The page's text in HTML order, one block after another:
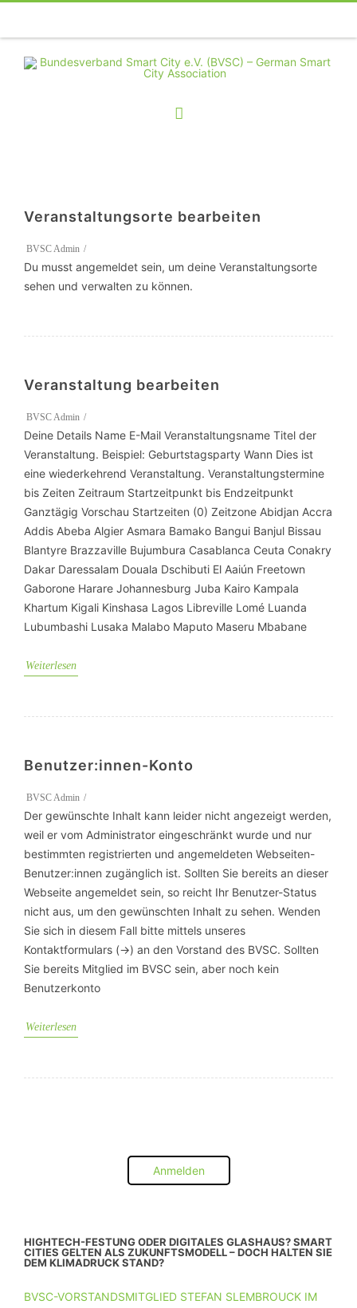
TelefonFacebookTwitterYoutubeInstagramLinkedinRSS
Veranstaltungsorte bearbeiten
BVSC Admin
Du musst angemeldet sein, um deine Veranstaltungsorte
sehen und verwalten zu können.
Veranstaltung bearbeiten
BVSC Admin
Deine Details Name E-Mail Veranstaltungsname Titel der
Veranstaltung. Beispiel: Geburtstagsparty Wann Dies ist
eine wiederkehrend Veranstaltung. Veranstaltungstermine
bis Zeiten Zeitraum Startzeitpunkt bis Endzeitpunkt
Ganztägig Vorschau Startzeiten (0) Zeitzone Abidjan Accra
Addis Abeba Algier Asmara Bamako Bangui Banjul Bissau
Blantyre Brazzaville Bujumbura Casablanca Ceuta Conakry
Dakar Daressalam Douala Dschibuti El Aaiún Freetown
Gaborone Harare Johannesburg Juba Kairo Kampala
Khartum Kigali Kinshasa Lagos Libreville Lomé Luanda
Lubumbashi Lusaka Malabo Maputo Maseru Mbabane
Weiterlesen
Benutzer:innen-Konto
BVSC Admin
Der gewünschte Inhalt kann leider nicht angezeigt werden,
weil er vom Administrator eingeschränkt wurde und nur
bestimmten registrierten und angemeldeten Webseiten-
Benutzer:innen zugänglich ist. Sollten Sie bereits an dieser
Webseite angemeldet sein, so reicht Ihr Benutzer-Status
nicht aus, um den gewünschten Inhalt zu sehen. Wenden
Sie sich in diesem Fall bitte mittels unseres
Kontaktformulars (->) an den Vorstand des BVSC. Sollten
Sie bereits Mitglied im BVSC sein, aber noch kein
Benutzerkonto
Weiterlesen
Anmelden
HIGHTECH-FESTUNG ODER DIGITALES GLASHAUS? SMART
CITIES GELTEN ALS ZUKUNFTSMODELL – DOCH HALTEN SIE
DEM KLIMADRUCK STAND?
BVSC-VORSTANDSMITGLIED STEFAN SLEMBROUCK IM